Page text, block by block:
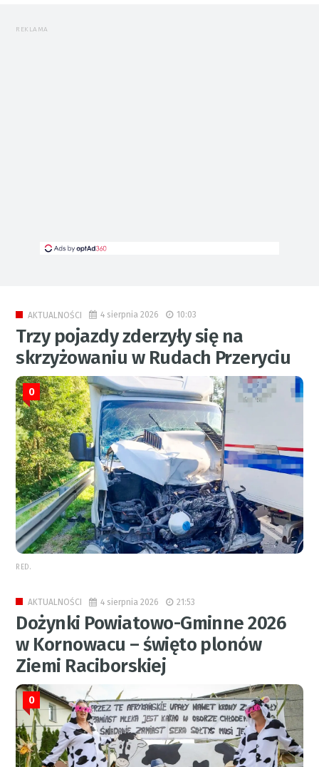
REKLAMA
AKTUALNOŚCI 4 sierpnia 2026 10:03
Trzy pojazdy zderzyły się na
skrzyżowaniu w Rudach Przeryciu
0
RED.
AKTUALNOŚCI 4 sierpnia 2026 21:53
Dożynki Powiatowo-Gminne 2026
w Kornowacu – święto plonów
Ziemi Raciborskiej
0